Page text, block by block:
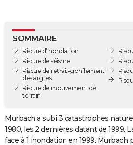
GUIDES D'ACHAT
BONS PLANS
CARTE DE VOEUX
Carte de Noël
Carte Bonne année
Carte Saint-Valentin
Carte Pâques
Carte d'anniversaire
DICTIONNAIRE
COPAINS D'AVANT
SOMMAIRE
Risque d’inondation
Risque de séisme
Risque de retrait-gonflement
des argiles
Risque de mouvement de
terrain
Murbach a subi 3 catastrophes
1980, les 2 dernières datant de 1999.
face à 1 inondation en 1999.